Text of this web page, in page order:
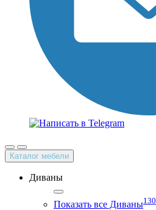
Каталог мебели
Диваны
Показать все Диваны130